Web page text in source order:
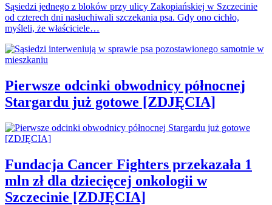
Sąsiedzi jednego z bloków przy ulicy Zakopiańskiej w Szczecinie
od czterech dni nasłuchiwali szczekania psa. Gdy ono cichło,
myśleli, że właściciele…
Pierwsze odcinki obwodnicy północnej
Stargardu już gotowe [ZDJĘCIA]
Fundacja Cancer Fighters przekazała 1
mln zł dla dziecięcej onkologii w
Szczecinie [ZDJĘCIA]